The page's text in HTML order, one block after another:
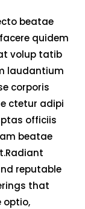
beatae
quidem
volup tatib
laudantium
corporis
ctetur adipi
officiis
beatae
reputable
that
optio,